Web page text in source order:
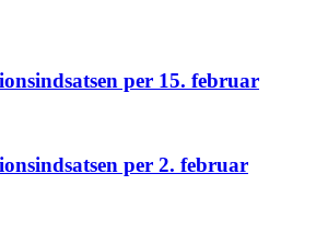
per 15. februar
per 2. februar